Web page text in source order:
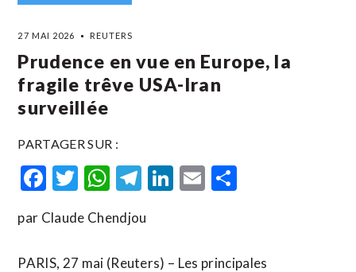
27 MAI 2026 REUTERS
Prudence en vue en Europe, la
fragile trêve USA-Iran
surveillée
PARTAGER SUR :
Facebook
Twitter
WhatsApp
Telegram
LinkedIn
Email
par Claude Chendjou
PARIS, 27 mai (Reuters) – Les principales